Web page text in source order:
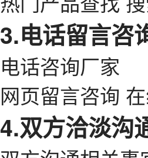
3.电话留言咨
电话咨询厂家
网页留言咨询
4.双方洽淡沟